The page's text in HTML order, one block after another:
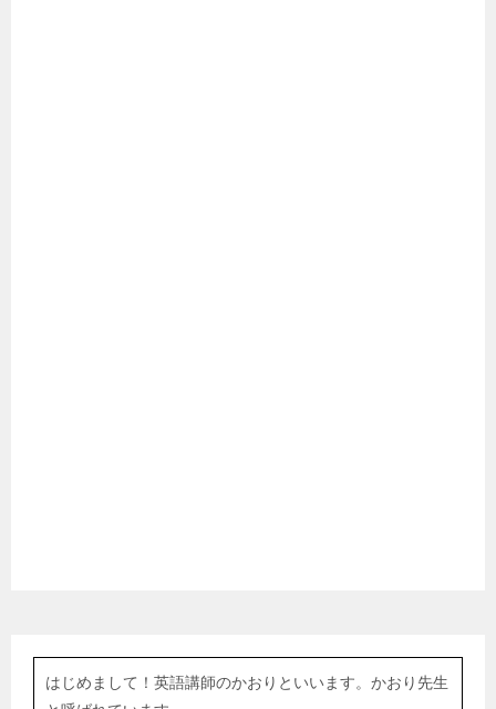
はじめまして！英語講師のかおりといいます。かおり先生